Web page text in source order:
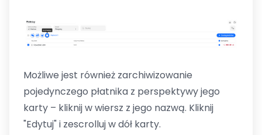
Możliwe jest również zarchiwizowanie
pojedynczego płatnika z perspektywy jego
karty – kliknij w wiersz z jego nazwą. Kliknij
"Edytuj" i zescrolluj w dół karty.